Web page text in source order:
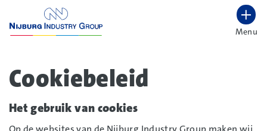
overslaan
Hoog contrast wisselen
Menu
Cookiebeleid
Het gebruik van cookies